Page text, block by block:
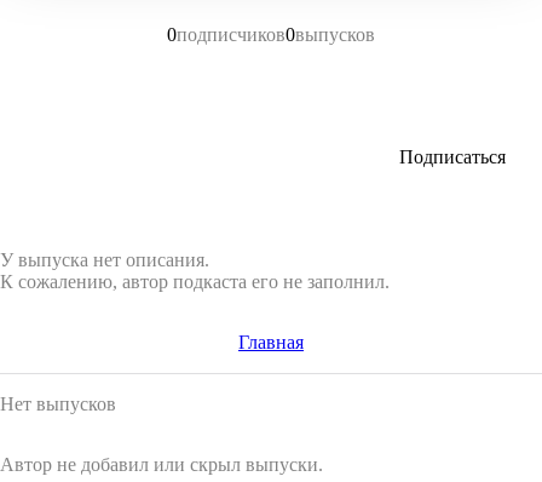
0подписчиков0выпусков
Подписаться
У выпуска нет описания.
К сожалению, автор подкаста его не заполнил.
Главная
Нет выпусков
Автор не добавил или скрыл выпуски.